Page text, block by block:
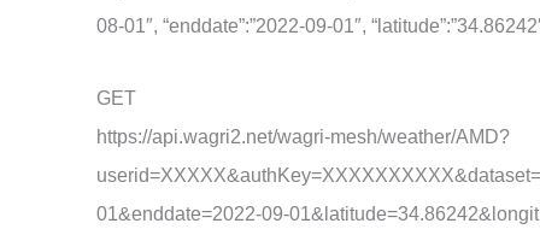
08-01″, “enddate”:”2022-09-01″,
GET
https://api.wagri2.net/wagri-mesh/weather/AMD?
01&enddate=2022-09-